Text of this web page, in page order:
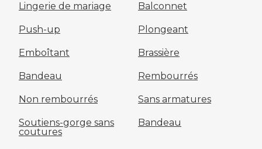
Lingerie de mariage Balconnet
Push-up Plongeant
Emboîtant Brassière
Bandeau Rembourrés
Non rembourrés Sans armatures
Soutiens-gorge sans
coutures
Bandeau